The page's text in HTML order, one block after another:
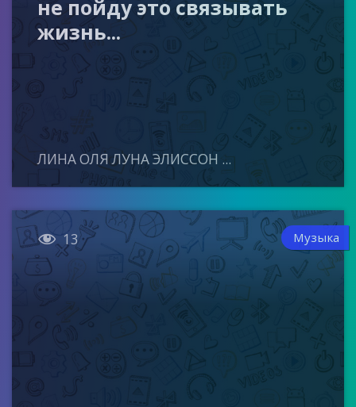
не пойду это связывать
жизнь...
ЛИНА ОЛЯ ЛУНА ЭЛИССОН ...
 13 Музыка